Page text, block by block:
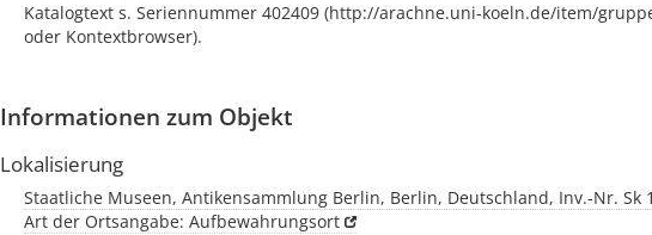
Katalogtext s. Seriennummer 402409 (http://arachne.uni-koeln.de/item/
oder Kontextbrowser).
Informationen zum Objekt
Lokalisierung
Staatliche Museen, Antikensammlung Berlin, Berlin, Deutschland, Inv.-Nr. Sk
Art der Ortsangabe: Aufbewahrungsort